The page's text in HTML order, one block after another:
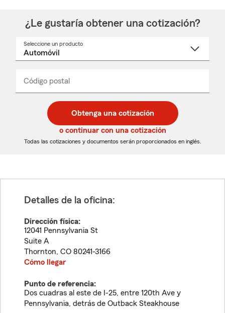
¿Le gustaría obtener una cotización?
Seleccione un producto
desplegable
Código postal
de
5
dígitos
de
5
dígitos
_____
Obtenga una cotización
o continuar con una cotización
Todas las cotizaciones y documentos serán proporcionados en inglés.
Detalles de la oficina:
Dirección física:
12041 Pennsylvania St
Suite A
Thornton, CO 80241-3166
Cómo llegar
Punto de referencia:
Dos cuadras al este de I-25, entre 120th Ave y
Pennsylvania, detrás de Outback Steakhouse